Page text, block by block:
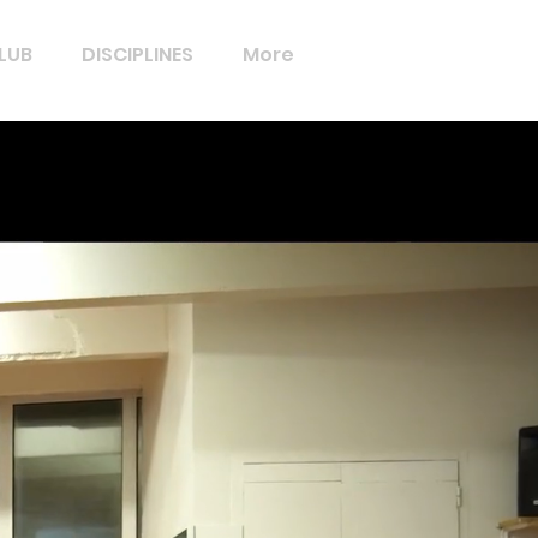
DISCIPLINES More